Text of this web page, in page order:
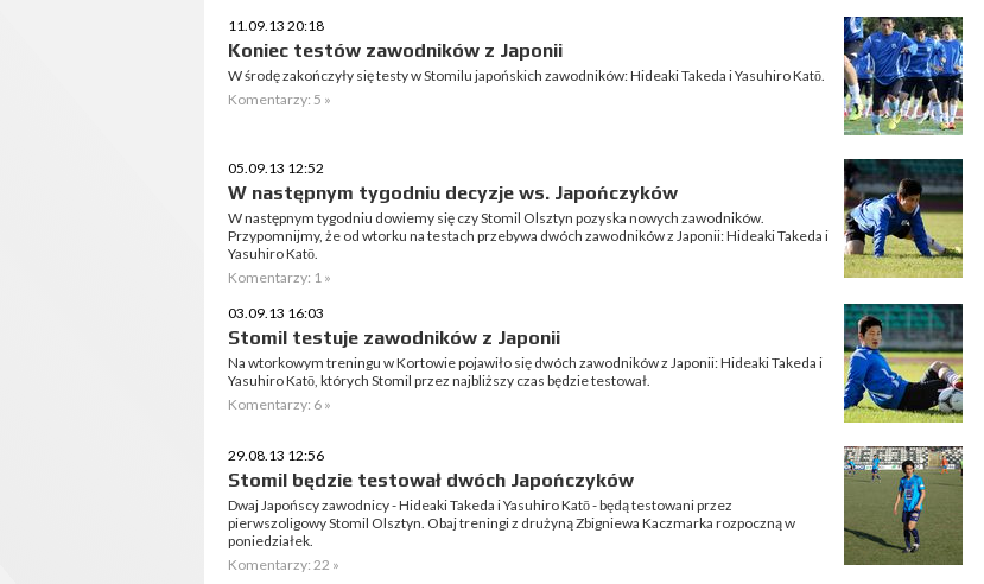
11.09.13 20:18
Koniec testów zawodników z Japonii
W środę zakończyły się testy w Stomilu japońskich zawodników: Hideaki Takeda i Yasuhiro Katō.
Komentarzy: 5 »
05.09.13 12:52
W następnym tygodniu decyzje ws. Japończyków
W następnym tygodniu dowiemy się czy Stomil Olsztyn pozyska nowych zawodników.
Przypomnijmy, że od wtorku na testach przebywa dwóch zawodników z Japonii: Hideaki Takeda i
Yasuhiro Katō.
Komentarzy: 1 »
03.09.13 16:03
Stomil testuje zawodników z Japonii
Na wtorkowym treningu w Kortowie pojawiło się dwóch zawodników z Japonii: Hideaki Takeda i
Yasuhiro Katō, których Stomil przez najbliższy czas będzie testował.
Komentarzy: 6 »
29.08.13 12:56
Stomil będzie testował dwóch Japończyków
Dwaj Japońscy zawodnicy - Hideaki Takeda i Yasuhiro Katō - będą testowani przez
pierwszoligowy Stomil Olsztyn. Obaj treningi z drużyną Zbigniewa Kaczmarka rozpoczną w
poniedziałek.
Komentarzy: 22 »